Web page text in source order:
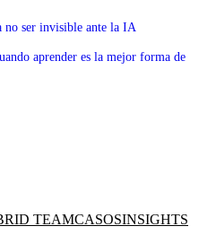
no ser invisible ante la IA
aprender es la mejor forma de
TEAMCASOSINSIGHTS